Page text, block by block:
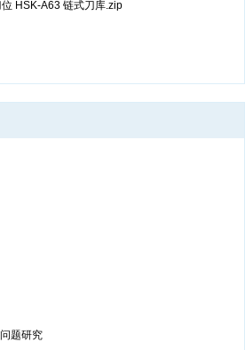
HSK-A63 链式刀库.zip
题研究